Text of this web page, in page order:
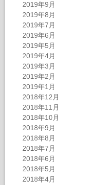
2019年9月
2019年8月
2019年7月
2019年6月
2019年5月
2019年4月
2019年3月
2019年2月
2019年1月
2018年12月
2018年11月
2018年10月
2018年9月
2018年8月
2018年7月
2018年6月
2018年5月
2018年4月